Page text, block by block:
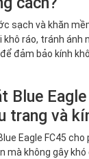
sạch và khăn
khô ráo, tránh
đảm bảo kính
Blue
trang và
Eagle FC45
mà không gây